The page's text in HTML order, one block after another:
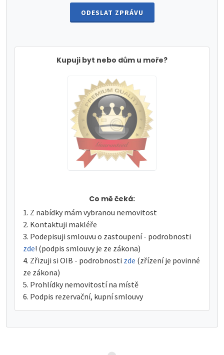
ODESLAT ZPRÁVU
Kupuji byt nebo dům u moře?
Co mě čeká:
Z nabídky mám vybranou nemovitost
Kontaktuji makléře
Podepisuji smlouvu o zastoupení - podrobnosti
zde! (podpis smlouvy je ze zákona)
Zřizuji si OIB - podrobnosti zde (zřízení je povinné
ze zákona)
Prohlídky nemovitostí na místě
Podpis rezervační, kupní smlouvy